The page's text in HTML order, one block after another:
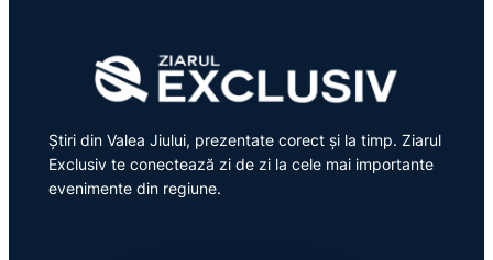
Știri din Valea Jiului, prezentate corect și la timp. Ziarul
Exclusiv te conectează zi de zi la cele mai importante
evenimente din regiune.